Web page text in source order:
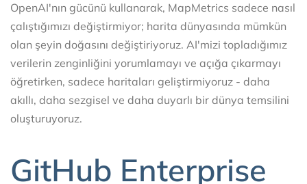
OpenAI'nın gücünü kullanarak, MapMetrics sadece nasıl
çalıştığımızı değiştirmiyor; harita dünyasında mümkün
olan şeyin doğasını değiştiriyoruz. AI'mizi topladığımız
verilerin zenginliğini yorumlamayı ve açığa çıkarmayı
öğretirken, sadece haritaları geliştirmiyoruz - daha
akıllı, daha sezgisel ve daha duyarlı bir dünya temsilini
oluşturuyoruz.
GitHub Enterprise